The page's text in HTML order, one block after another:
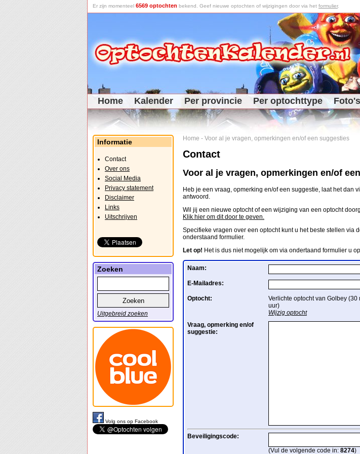
Er zijn momenteel 6569 optochten bekend. Geef nieuwe optochten of wijzigingen door via het formulier.
Home Kalender Per provincie Per optochttype
Home - Voor al je vragen, opmerkingen en/of een suggesties
Contact
Voor al je vragen, opmerkingen en/of
Heb je een vraag, opmerking en/of een suggestie, laat het dan
antwoord.
Wil jij een nieuwe optocht of een wijziging van een optocht
Klik hier om dit door te geven.
Specifieke vragen over een optocht kunt u het beste stellen via
onderstaand formulier.
Let op! Het is dus niet mogelijk om via ondertaand formulier u
Naam:
E-Mailadres:
Optocht:
Verlichte optocht van Golbey
uur)
Wijzig optocht
Vraag, opmerking en/of
suggestie:
Beveiligingscode:
(Vul de volgende code in: 8274)
Informatie
Contact
Over ons
Social Media
Privacy statement
Disclaimer
Links
Uitschrijven
Zoeken
Uitgebreid zoeken
Volg ons op Facebook